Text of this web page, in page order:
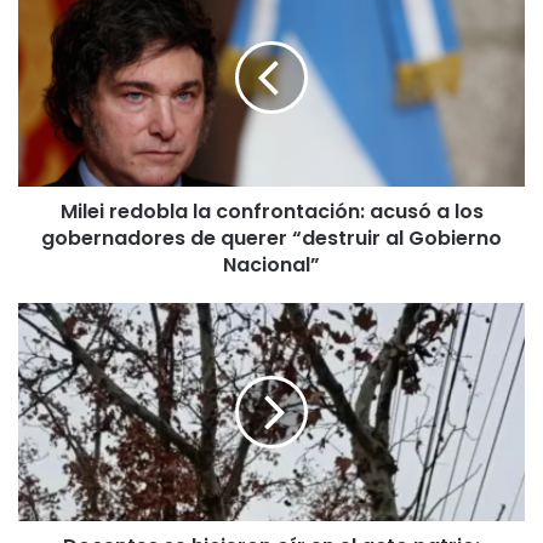
redobla
confrontación:
acusó
los
gobernadores
de
“destruir
Nacional”
Milei redobla la confrontación: acusó a los
gobernadores de querer “destruir al Gobierno
Nacional”
Docentes
se
hicieron
oír
en
el
acto
patrio:
“Queremos